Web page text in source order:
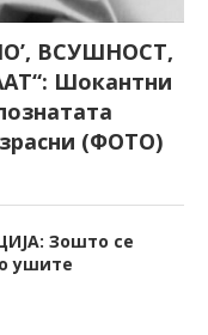
ВСУШНОСТ,
Шокантни
(ФОТО)
Зошто се
ушите